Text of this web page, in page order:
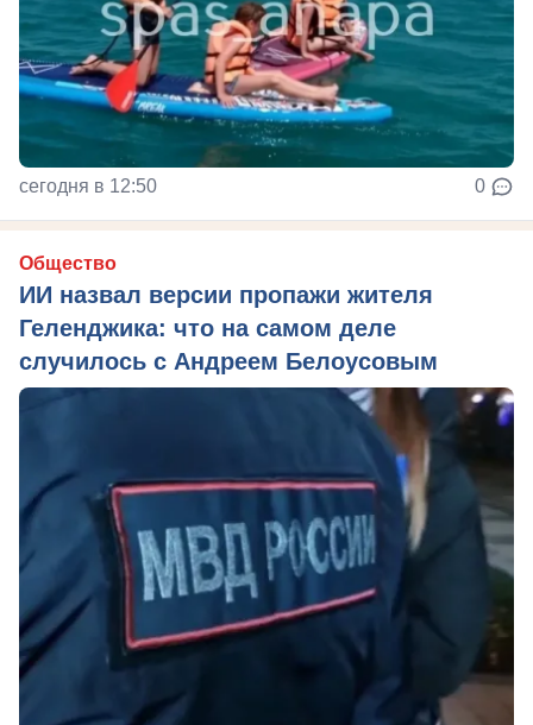
сегодня в 12:50 0
Общество
ИИ назвал версии пропажи жителя
Геленджика: что на самом деле
случилось с Андреем Белоусовым